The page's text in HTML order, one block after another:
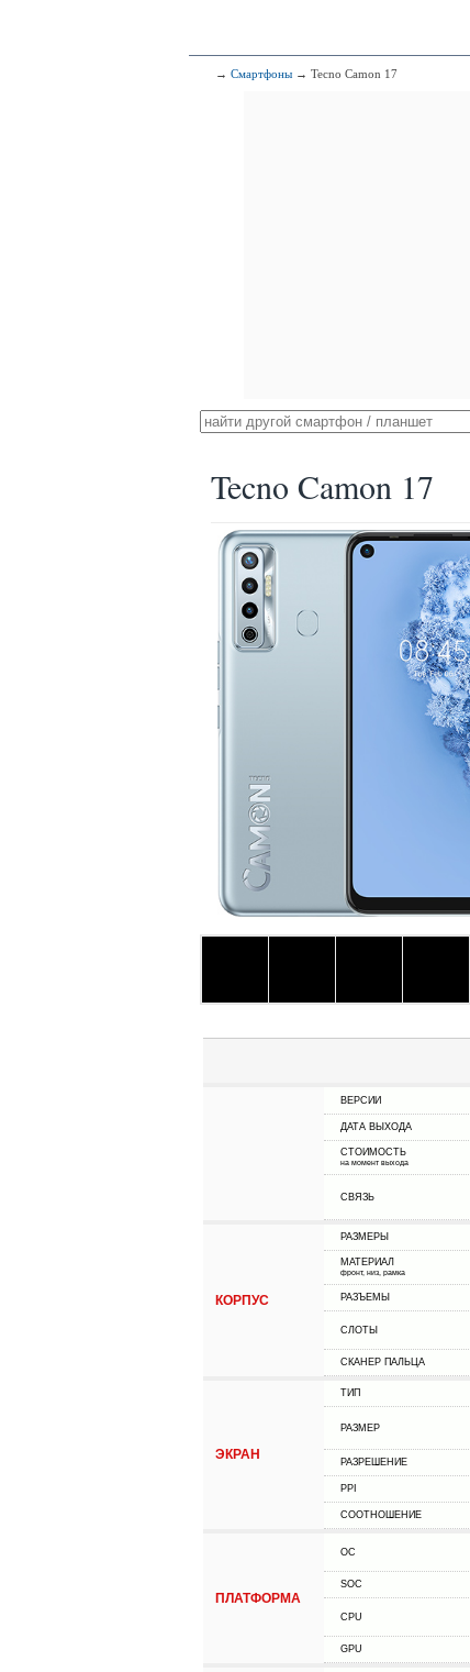
→ Смартфоны → Tecno Camon 17
Tecno Camon 17
ВЕРСИИ
ДАТА ВЫХОДА
СТОИМОСТЬ
на момент выхода
СВЯЗЬ
КОРПУС
РАЗМЕРЫ
МАТЕРИАЛ
фронт, низ, рамка
РАЗЪЕМЫ
СЛОТЫ
СКАНЕР ПАЛЬЦА
ЭКРАН
ТИП
РАЗМЕР
РАЗРЕШЕНИЕ
PPI
СООТНОШЕНИЕ
ПЛАТФОРМА
ОС
SOC
CPU
GPU